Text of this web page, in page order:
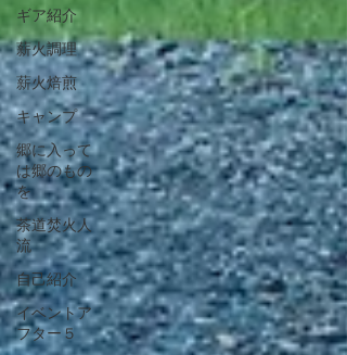
ギア紹介
薪火調理
薪火焙煎
キャンプ
郷に入って
は郷のもの
を
茶道焚火人
流
自己紹介
イベントア
フター５